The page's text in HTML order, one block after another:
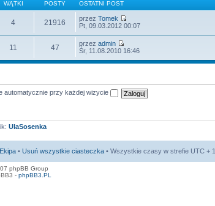
WĄTKI POSTY OSTATNI POST
4 21916 przezTomek
Pt, 09.03.2012 00:07
11 47 przezadmin
Śr, 11.08.2010 16:46
automatycznie przy każdej wizycie
UlaSosenka
Ekipa • Usuń wszystkie ciasteczka • Wszystkie czasy w strefie UTC + 1
phpBB Group
- phpBB3.PL